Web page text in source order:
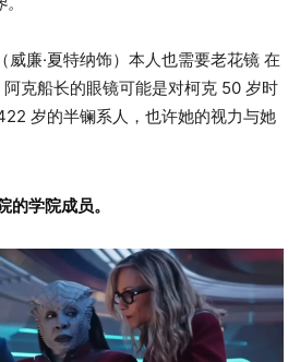
威廉·夏特纳饰）本人也需要老花镜 在
阿克船长的眼镜可能是对柯克 50 岁时
岁的半镧系人，也许她的视力与她
的学院成员。